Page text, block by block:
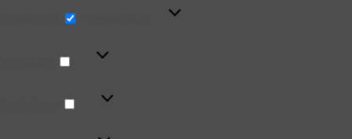
Vorlieben
Statistiken
Marketing